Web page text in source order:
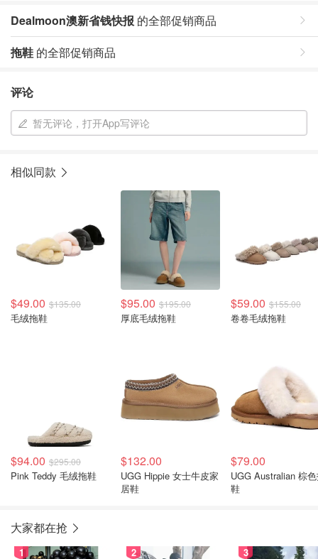
Dealmoon澳新省钱快报 的全部促销商品
拖鞋 的全部促销商品
评论
暂无评论，打开App写评论
相似同款
$49.00 $135.00
毛绒拖鞋
$95.00 $195.00
厚底毛绒拖鞋
$59.00 $155.00
卷卷毛绒拖鞋
$94.00 $295.00
Pink Teddy 毛绒拖鞋
$132.00
UGG Hippie 女士牛皮家
居鞋
$79.00
UGG Australian 棕
鞋
大家都在抢
1 2 3